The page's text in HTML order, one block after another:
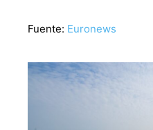
Fuente: Euronews